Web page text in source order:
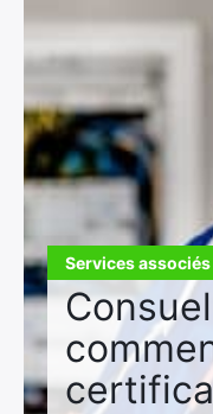
Services associés
Piscine et jardin